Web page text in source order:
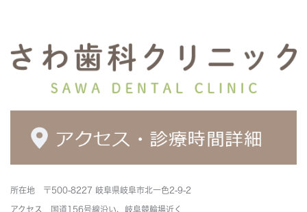
所在地 〒500-8227 岐阜県岐阜市北一色2-9-2
アクセス 国道156号線沿い、岐阜競輪場近く